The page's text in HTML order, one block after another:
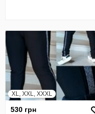
XL, XXL, XXXL
530 грн